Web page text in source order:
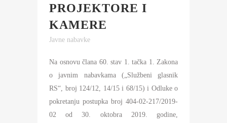
PROJEKTORE I
KAMERE
Javne nabavke
Na osnovu člana 60. stav 1. tačka 1. Zakona
o javnim nabavkama („Službeni glasnik
RS“, broj 124/12, 14/15 i 68/15) i Odluke o
pokretanju postupka broj 404-02-217/2019-
02 od 30. oktobra 2019. godine,